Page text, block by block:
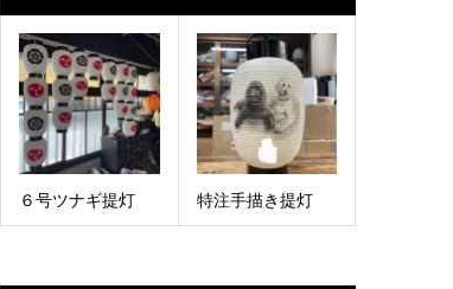
６号ツナギ提灯 特注手描き提灯